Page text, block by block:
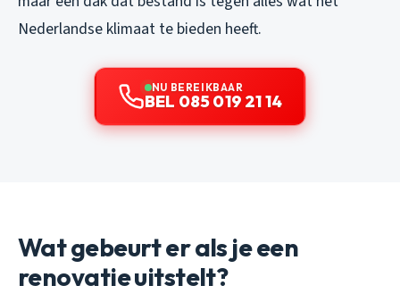
Nederlandse klimaat te bieden heeft.
NU BEREIKBAAR
BEL 085 019 21 14
Wat gebeurt er als je een
renovatie uitstelt?